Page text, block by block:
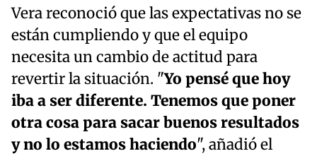
Vera reconoció que las expectativas no se
están cumpliendo y que el equipo
necesita un cambio de actitud para
revertir la situación. "Yo pensé que hoy
iba a ser diferente. Tenemos que poner
otra cosa para sacar buenos resultados
y no lo estamos haciendo", añadió el